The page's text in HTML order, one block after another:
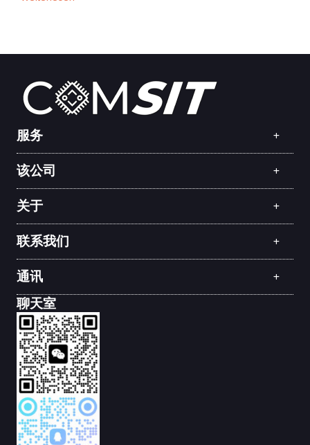
服务
该公司
关于
联系我们
通讯
聊天室